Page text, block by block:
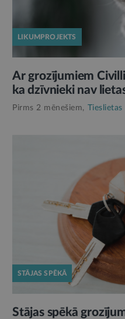
LIKUMPROJEKTS
Ar grozījumiem
ka dzīvnieki nav
Pirms 2 mēnešiem,
Tieslietas
STĀJAS SPĒKĀ
Stājas spēkā